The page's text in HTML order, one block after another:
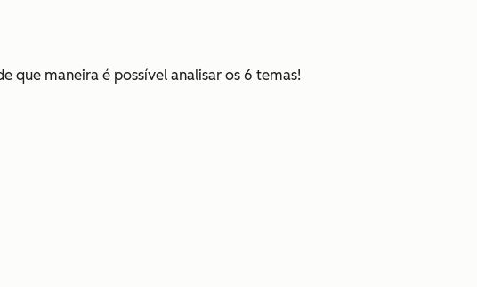
que maneira é possível analisar os 6 temas!